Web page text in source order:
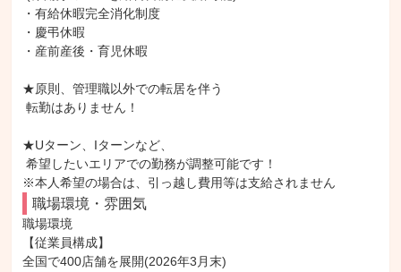
・有給休暇完全消化制度
・慶弔休暇
・産前産後・育児休暇
★原則、管理職以外での転居を伴う
★Uターン、Iターンなど、
※本人希望の場合は、引っ越し費用等は支給されません
職場環境・雰囲気
職場環境
【従業員構成】
全国で400店舗を展開(2026年3月末)